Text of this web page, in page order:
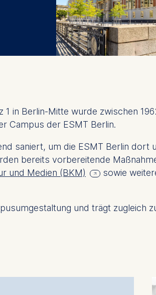
in Berlin-Mitte wurde zwischen
Campus der ESMT Berlin.
saniert, um die ESMT Berlin dort
bereits vorbereitende
und Medien (BKM)
sowie
und trägt zugleich